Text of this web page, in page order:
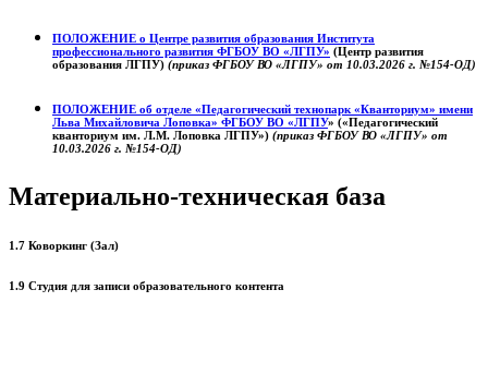
ПОЛОЖЕНИЕ о Центре развития образования Института
профессионального развития ФГБОУ ВО «ЛГПУ» (Центр развития
образования ЛГПУ) (приказ ФГБОУ ВО «ЛГПУ» от 10.03.2026 г. №154-ОД)
ПОЛОЖЕНИЕ об отделе «Педагогический технопарк «Кванториум» имени
Льва Михайловича Лоповка» ФГБОУ ВО «ЛГПУ» («Педагогический
кванториум им. Л.М. Лоповка ЛГПУ») (приказ ФГБОУ ВО «ЛГПУ» от
10.03.2026 г. №154-ОД)
Материально-техническая база
1.7 Коворкинг (Зал)
1.9 Студия для записи образовательного контента